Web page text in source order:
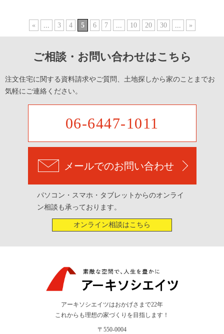
« ... 3 4 5 6 7 ... 10 20 30 ... »
ご相談・お問い合わせはこちら
注文住宅に関する資料請求やご質問、土地探しから家のことまでお
気軽にご連絡ください。
06-6447-1011
メールでのお問い合わせ
パソコン・スマホ・タブレットからのオンライ
ン相談も承っております。
オンライン相談はこちら
アーキソシエイツはおかげさまで22年
これからも理想の家づくりを目指します！
〒550-0004